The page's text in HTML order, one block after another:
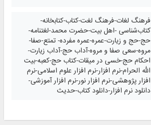
فرهنگ لغات-فرهنگ لغت-کتاب-کتابخانه-
کتاب‌شناسی -اهل بیت-حضرت محمد-لغتنامه-
حج-حج و زیارت-عمره-عمره مفرده- تمتع-صفا-
مروه-سعی صفا و مروه-آداب حج-آداب زیارت-
احکام حج-خسی در میقات-کتاب حج-کعبه-بیت
الله الحرام-نرم افزار-نرم افزار علوم اسلامی-نرم
افزار پژوهشی-نرم افزار نور-نرم افزار آموزشی-
دانلود نرم افزار-دانلود کتاب-حدیث